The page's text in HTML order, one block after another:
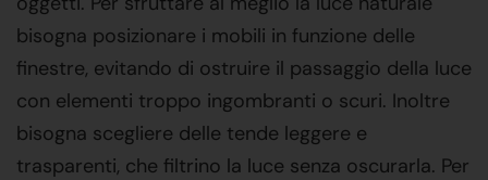
bisogna posizionare i mobili in funzione delle
finestre, evitando di ostruire il passaggio della luce
con elementi troppo ingombranti o scuri. Inoltre
bisogna scegliere delle tende leggere e
trasparenti, che filtrino la luce senza oscurarla. Per